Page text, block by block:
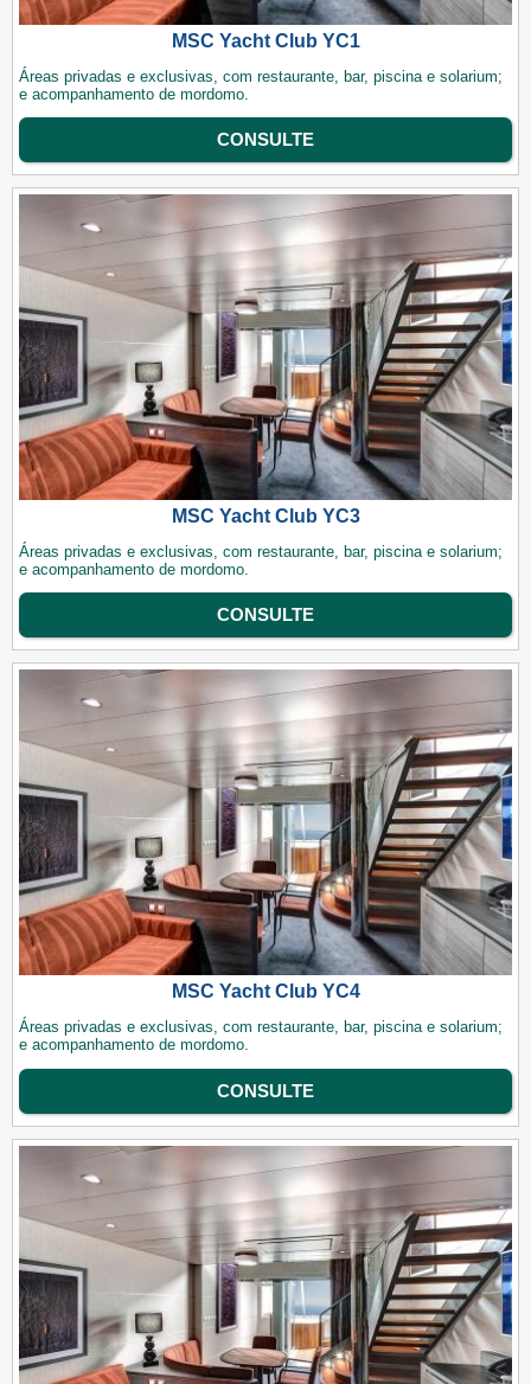
MSC Yacht Club YC1
Áreas privadas e exclusivas, com restaurante, bar, piscina e solarium;
e acompanhamento de mordomo.
CONSULTE
MSC Yacht Club YC3
Áreas privadas e exclusivas, com restaurante, bar, piscina e solarium;
e acompanhamento de mordomo.
CONSULTE
MSC Yacht Club YC4
Áreas privadas e exclusivas, com restaurante, bar, piscina e solarium;
e acompanhamento de mordomo.
CONSULTE